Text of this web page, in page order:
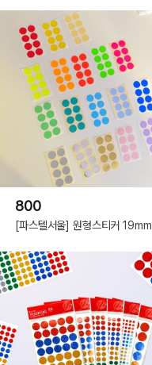
800
[파스텔서울] 원형스티커 19mm